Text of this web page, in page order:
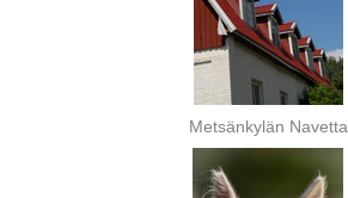
Metsänkylän Navetta